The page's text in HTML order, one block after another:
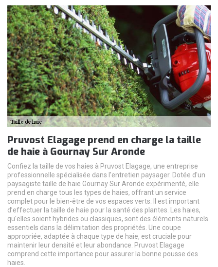
Pruvost Elagage prend en charge la taille
de haie à Gournay Sur Aronde
Confiez la taille de vos haies à Pruvost Elagage, une entreprise
professionnelle spécialisée dans l'entretien paysager. Dotée d'un
paysagiste taille de haie Gournay Sur Aronde expérimenté, elle
prend en charge tous les types de haies, offrant un service
complet pour le bien-être de vos espaces verts. Il est important
d’effectuer la taille de haie pour la santé des plantes. Les haies,
qu'elles soient hybrides ou classiques, sont des éléments naturels
essentiels dans la délimitation des propriétés. Une coupe
appropriée, adaptée à chaque type de haie, est cruciale pour
maintenir leur densité et leur abondance. Pruvost Elagage
comprend cette importance pour assurer la bonne pousse des
haies.